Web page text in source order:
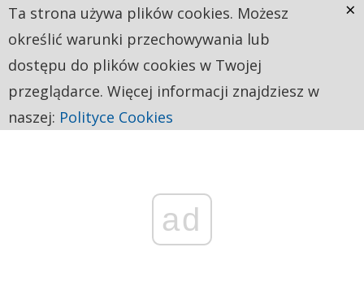
ad
Ta strona używa plików cookies. Możesz
określić warunki przechowywania lub
dostępu do plików cookies w Twojej
przeglądarce. Więcej informacji znajdziesz w
naszej: Polityce Cookies
×